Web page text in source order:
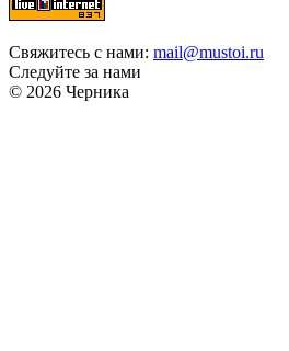
Свяжитесь с нами: mail@mustoi.ru
Следуйте за нами
© 2026 Черника